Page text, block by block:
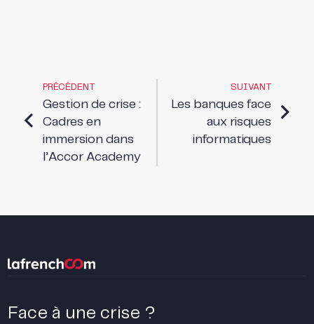
PRÉCÉDENT
Gestion de crise :
Cadres en
immersion dans
l’Accor Academy
SUIVANT
Les banques face
aux risques
informatiques
Face à une crise ?